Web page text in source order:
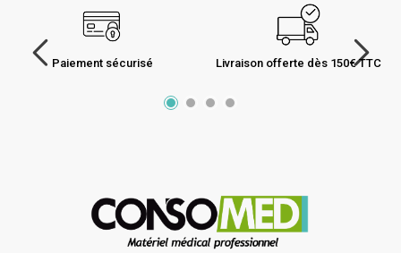
Paiement sécurisé Livraison offerte dès 150€ TTC